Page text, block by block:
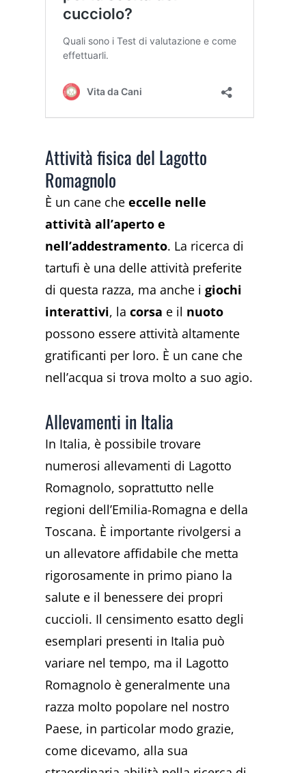
Attività fisica del Lagotto
Romagnolo
È un cane cheeccelle nelle
attività all’aperto e
nell’addestramento. La ricerca di
tartufi è una delle attività preferite
di questa razza, ma anche igiochi
interattivi, lacorsa e il nuoto
possono essere attività altamente
gratificanti per loro. È un cane che
nell’acqua si trova molto a suo agio.
Allevamenti in Italia
In Italia, è possibile trovare
numerosi allevamenti di Lagotto
Romagnolo, soprattutto nelle
regioni dell’Emilia-Romagna e della
Toscana. È importante rivolgersi a
un allevatore affidabile che metta
rigorosamente in primo piano la
salute e il benessere dei propri
cuccioli. Il censimento esatto degli
esemplari presenti in Italia può
variare nel tempo, ma il Lagotto
Romagnolo è generalmente una
razza molto popolare nel nostro
Paese, in particolar modo grazie,
come dicevamo, alla sua